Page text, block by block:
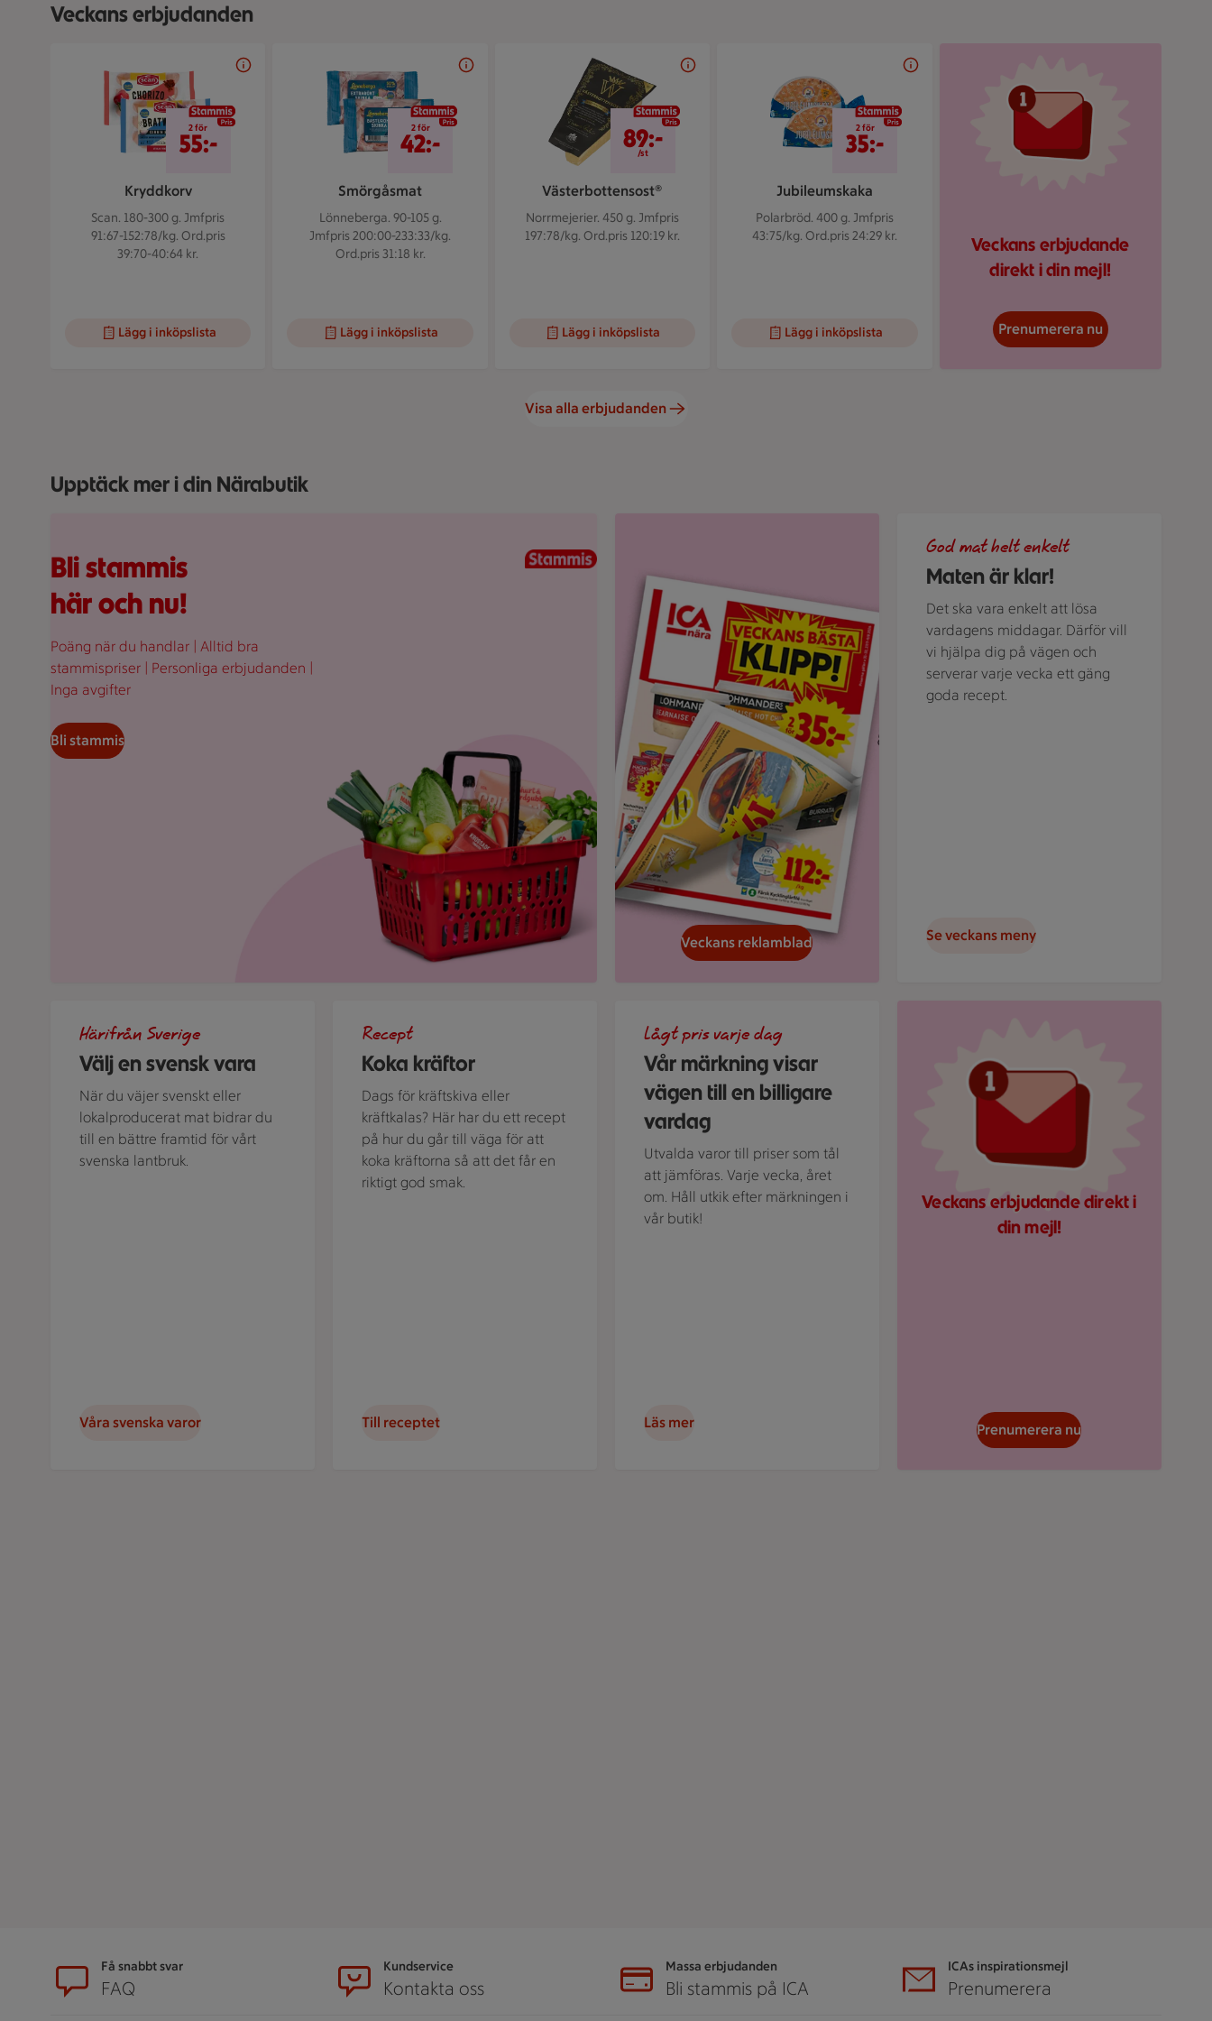
Veckans erbjudanden
Bildspel med 5 bilder.
Kryddkorv
Scan. 180-300 g.Jmfpris
91:67-152:78/kg. Ord.pris
39:70-40:64 kr.
2 för 55 kr
2 för
55:-
Lägg i inköpslista
Smörgåsmat
Lönneberga. 90-105 g.
Jmfpris 200:00-233:33/kg.
Ord.pris 31:18 kr.
2 för 42 kr
2 för
42:-
Lägg i inköpslista
Västerbottensost®
Norrmejerier. 450 g. Jmfpris
197:78/kg. Ord.pris 120:19 kr.
89 kr/st
89:-
/st
Lägg i inköpslista
Jubileumskaka
Polarbröd. 400 g. Jmfpris
43:75/kg. Ord.pris 24:29 kr.
2 för 35 kr
2 för
35:-
Lägg i inköpslista
Veckans erbjudande
direkt i din mejl!
Prenumerera nu
Visa alla erbjudanden
Upptäck mer i din Närabutik
Bli stammis
här och nu!
Poäng när du handlar | Alltid bra
stammispriser | Personliga erbjudanden |
Inga avgifter
Bli stammis
Veckans reklamblad
Maten är klar!
God mat helt enkelt
Det ska vara enkelt att lösa
vardagens middagar. Därför vill
vi hjälpa dig på vägen och
serverar varje vecka ett gäng
goda recept.
Se veckans meny
Välj en svensk vara
Härifrån Sverige
När du väjer svenskt eller
lokalproducerat mat bidrar du
till en bättre framtid för vårt
svenska lantbruk.
Våra svenska varor
Koka kräftor
Recept
Dags för kräftskiva eller
kräftkalas? Här har du ett recept
på hur du går till väga för att
koka kräftorna så att det får en
riktigt god smak.
Till receptet
Vår märkning visar
vägen till en billigare
vardag
Lågt pris varje dag
Utvalda varor till priser som tål
att jämföras. Varje vecka, året
om. Håll utkik efter märkningen i
vår butik!
Läs mer
Veckans erbjudande direkt i
din mejl!
Prenumerera nu
SidfotFå snabbt svar
FAQ
Kundservice
Kontakta oss
Massa erbjudanden
Bli stammis på ICA
ICAs inspirationsmejl
Prenumerera